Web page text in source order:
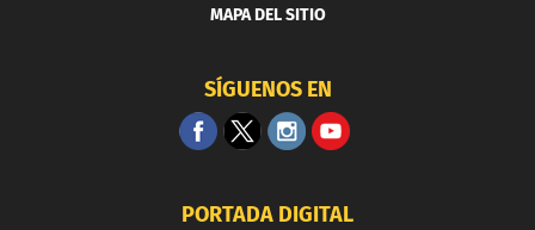
MAPA DEL SITIO
SÍGUENOS EN
PORTADA DIGITAL